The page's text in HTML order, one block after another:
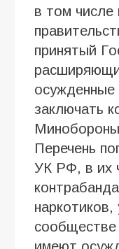
в том числе
принятый
осужденные
заключать
Перечень
УК РФ, в их
наркотиков,
сообществе